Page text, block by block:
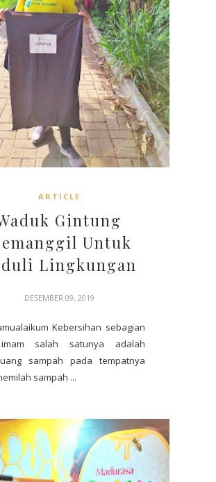
ARTICLE
Gintung
Untuk
Lingkungan
DESEMBER 09, 2019
Kebersihan sebagian
salah satunya adalah
sampah pada tempatnya
sampah ...